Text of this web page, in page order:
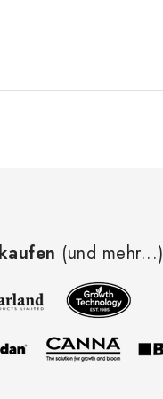
(und mehr...)